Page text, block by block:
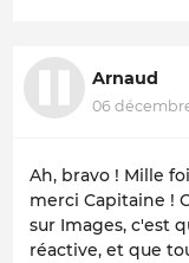
Arnaud
06
Ah, bravo ! Mille
merci Capitaine !
sur Images, c'est
réactive, et que